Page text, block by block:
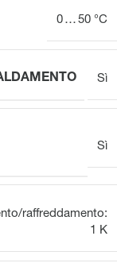
0 … 50 °C
Sì
Sì
raffreddamento:
1 K